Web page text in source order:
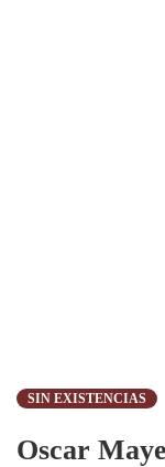
SIN EXISTENCIAS
Oscar